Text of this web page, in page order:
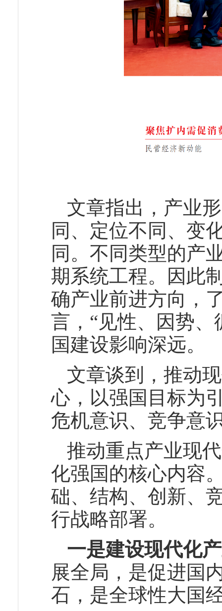
文章指出，产业
同、定位不同、变
同。不同类型的产
期系统工程。因此
确产业前进方向，
言，“见性、因势
国建设影响深远。
文章谈到，推动
心，以强国目标为
危机意识、竞争意
推动重点产业现
化强国的核心内容
础、结构、创新、
行战略部署。
一是建设现代化
展全局，是促进国
石，是全球性大国